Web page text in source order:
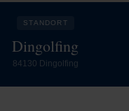
STANDORT
Dingolfing
84130 Dingolfing